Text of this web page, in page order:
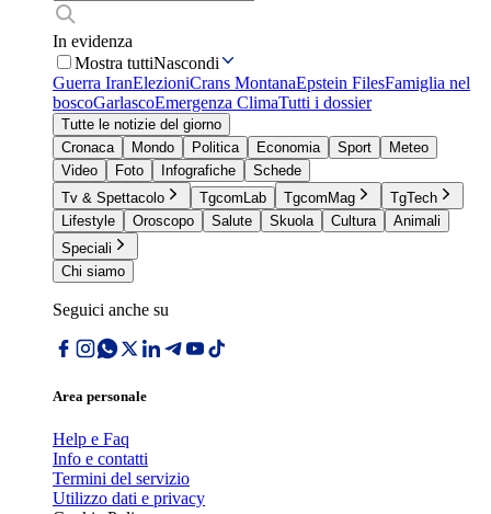
In evidenza
Mostra tuttiNascondi
Guerra IranElezioniCrans MontanaEpstein FilesFamiglia nel
boscoGarlascoEmergenza ClimaTutti i dossier
Tutte le notizie del giorno
Cronaca
Mondo Politica Economia Sport
Meteo
Video
Foto Infografiche
Schede
Tv & Spettacolo
TgcomLab TgcomMag
TgTech
Lifestyle
Oroscopo Salute Skuola Cultura
Animali
Speciali
Chi siamo
Seguici anche su
Area personale
Help e Faq
Info e contatti
Termini del servizio
Utilizzo dati e privacy